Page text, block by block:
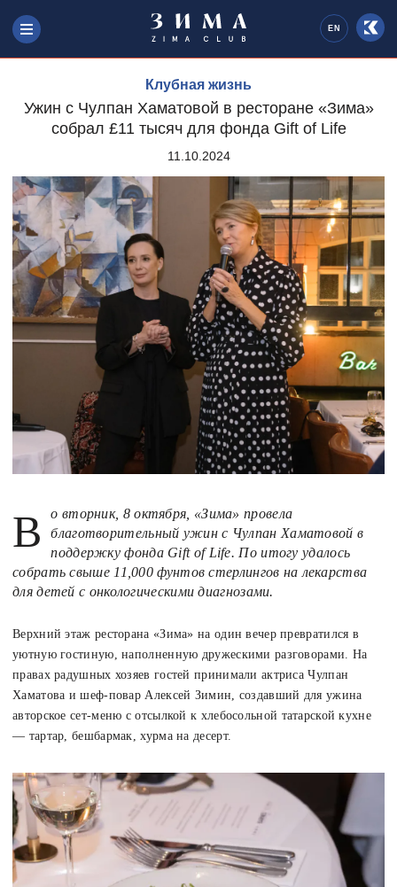
EN
Клубная жизнь
Ужин с Чулпан Хаматовой в ресторане «Зима»
собрал £11 тысяч для фонда Gift of Life
11.10.2024
Во вторник, 8 октября, «Зима» провела
благотворительный ужин с Чулпан Хаматовой в
поддержку фонда Gift of Life. По итогу удалось
собрать свыше 11,000 фунтов стерлингов на лекарства
для детей с онкологическими диагнозами.
Верхний этаж ресторана «Зима» на один вечер превратился в
уютную гостиную, наполненную дружескими разговорами. На
правах радушных хозяев гостей принимали актриса Чулпан
Хаматова и шеф-повар Алексей Зимин, создавший для ужина
авторское сет-меню с отсылкой к хлебосольной татарской кухне
— тартар, бешбармак, хурма на десерт.